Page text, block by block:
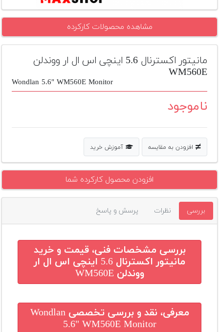
پلاس
افزودن
محصول
دوم
لیست
بله
مشاهده محصولات کارکرده
مانیتور اکسترنال 5.6 اینچی اس ال ار ووندلن
WM560E
Wondlan 5.6" WM560E Monitor
ناموجود
افزودن به مقایسه آموزش خرید
افزودن محصول کارکرده شما
بررسی نظرات پرسش و پاسخ
بررسی مشخصات فنی، قیمت و خرید
مانیتور اکسترنال 5.6 اینچی اس ال ار
ووندلن WM560E
معرفی، نقد و بررسی تخصصیWondlan
5.6" WM560E Monitor